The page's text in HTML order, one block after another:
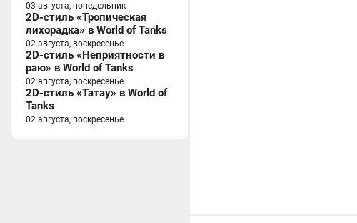
03 августа, понедельник
2D-стиль «Тропическая
лихорадка» в World of Tanks
02 августа, воскресенье
2D-стиль «Неприятности в
раю» в World of Tanks
02 августа, воскресенье
2D-стиль «Татау» в World of
Tanks
02 августа, воскресенье